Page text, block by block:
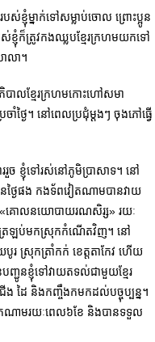
ស់ខ្ញុំម្នាក់ទៅសម្លាប់ចោល ព្រោះប្អូន
ខ្ញុំក៏ត្រូវកងឈ្លបខ្មែរក្រហមយកទៅ
ាលា។
បាលខ្មែរក្រហមកោះហៅសមា​
ាំថ្ងៃ។ នៅពេលប្រជុំម្ដងៗ ចុង​ភៅ​ធ្វើ
ររួច ខ្ញុំទៅរស់នៅភូមិប្រាសាទ។ នៅ
មានថ្ងៃផង កងទ័ពវៀតណាមបានវាយ
«គោលនយោ​បាយរណសិរ្ស» រយៈ
រត្រឡប់មកស្រុកកំណើតវិញ។ នៅ
រ ស្រុកត្រាំកក់ ខេត្តតាកែវ ហើយ
ញ្ជូនខ្ញុំទៅវាយតទល់ជាមួយខ្មែរ
ដៃ និងកញ្ចឹងកមកដល់បច្ចុប្បន្ន។
ណាមរយៈពេល៦ខែ និងបានទទួល